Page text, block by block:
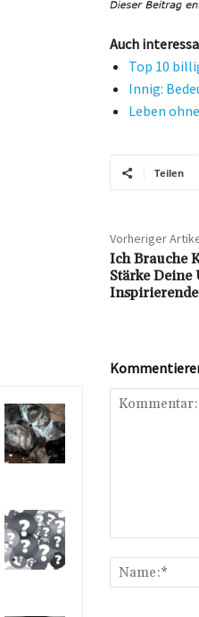
Auch
Top 10
Innig:
Leben
Teilen
Vorheriger
Ich Brauche
Stärke